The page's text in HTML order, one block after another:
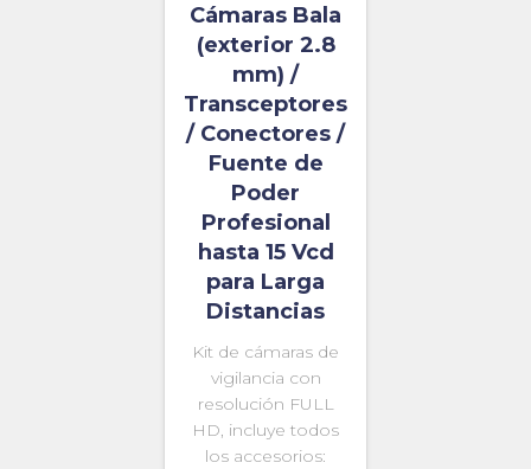
Cámaras Bala
(exterior 2.8
mm) /
Transceptores
/ Conectores /
Fuente de
Poder
Profesional
hasta 15 Vcd
para Larga
Distancias
Kit de cámaras de
vigilancia con
resolución FULL
HD, incluye todos
los accesorios: